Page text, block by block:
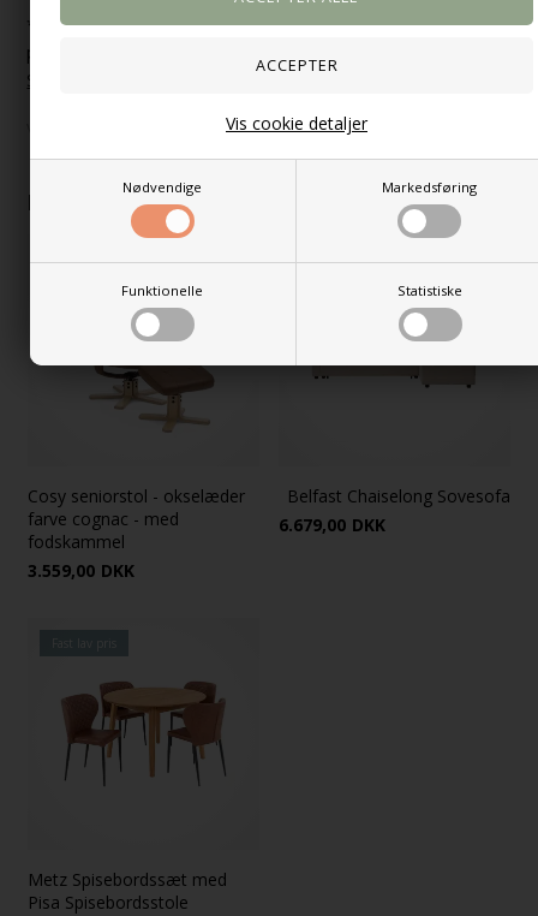
Nødvendige Markedsføring
Funktionelle Statistiske
Vis cookie detaljer
*Bemærk: For yderligere information om de enkelte
produkter, kan du besøge
Spisebordsstole
Kunder købte også
Fast lav pris
Cosy seniorstol - okselæder
farve cognac - med
fodskammel
3.559,00 DKK
Fast lav pris
Belfast Chaiselong Sovesofa
6.679,00 DKK
Metz Spisebordssæt med
Pisa Spisebordsstole